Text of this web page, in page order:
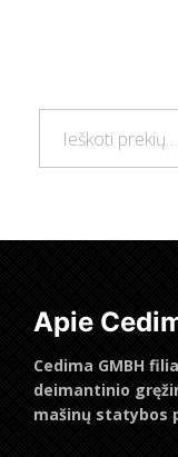
Apie
Cedima GMBH
deimantinio
mašinų statybos